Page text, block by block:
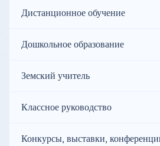
Дистанционное обучение
Дошкольное образование
Земский учитель
Классное руководство
Конкурсы, выставки,